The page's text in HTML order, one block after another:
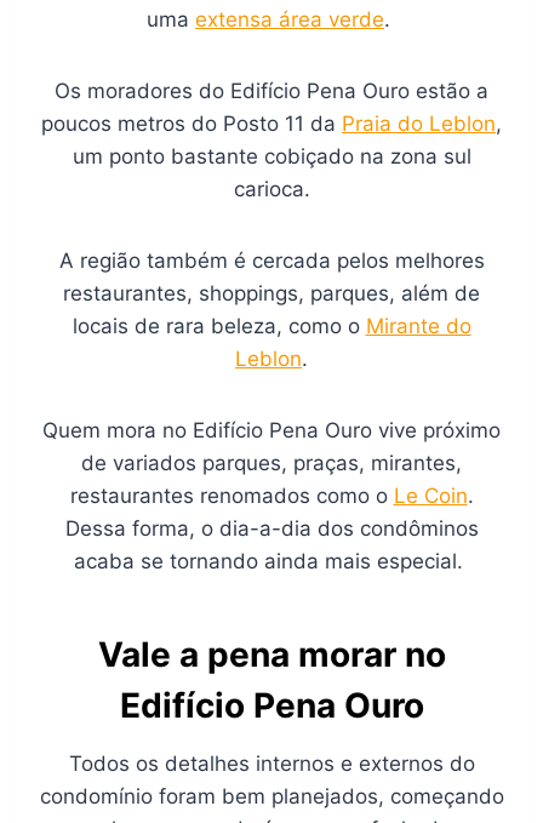
uma extensa área verde.
Os moradores do Edifício Pena Ouro estão a
poucos metros do Posto 11 da Praia do Leblon,
um ponto bastante cobiçado na zona sul
carioca.
A região também é cercada pelos melhores
restaurantes, shoppings, parques, além de
locais de rara beleza, como o Mirante do
Leblon.
Quem mora no Edifício Pena Ouro vive próximo
de variados parques, praças, mirantes,
restaurantes renomados como o Le Coin.
Dessa forma, o dia-a-dia dos condôminos
acaba se tornando ainda mais especial.
Vale a pena morar no
Edifício Pena Ouro
Todos os detalhes internos e externos do
condomínio foram bem planejados, começando